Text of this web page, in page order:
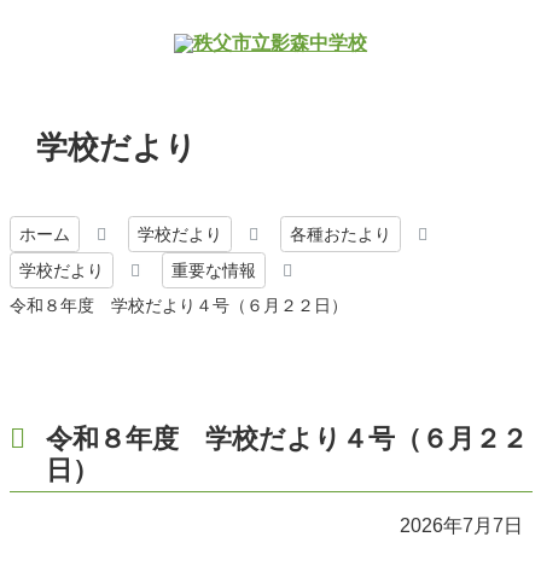
学校だより
ホーム 学校だより
各種おたより
学校だより
重要な情報
令和８年度 学校だより４号（６月２２日）
令和８年度 学校だより４号（６月２２
日）
2026年7月7日